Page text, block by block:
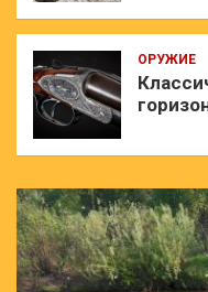
ОРУЖИЕ